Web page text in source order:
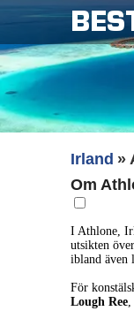
Irland
Om
I Athlone,
utsikten
ibland även
För
Lough Ree,